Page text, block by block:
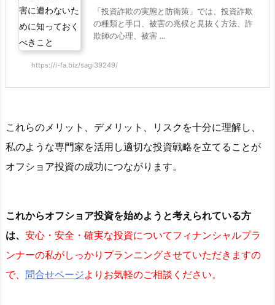
「投資詐欺の実態と防衛策」では、投資詐欺
の種類と手口、被害の兆候と見抜く方法、詐
欺師の心理、被害 ...
https://i-fa.biz/sagi39249/
これらのメリット、デメリット、リスクを十分に理解し、
私のような専門家を活用し適切な投資戦略を立てることが
オフショア投資の成功につながります。
これからオフショア投資を始めようと考えられている方
は、 安心・安全・確実な投資についてフィナンシャルプラ
ンナーの私がしっかりプランニングさせていただきますの
で、 問合せページよりお気軽のご相談ください。